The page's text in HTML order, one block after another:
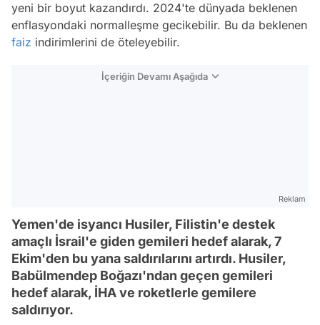
yeni bir boyut kazandırdı. 2024'te dünyada beklenen
enflasyondaki normalleşme gecikebilir. Bu da beklenen
faiz indirimlerini de öteleyebilir.
İçeriğin Devamı Aşağıda
Reklam
Yemen'de isyancı Husiler, Filistin'e destek
amaçlı İsrail'e giden gemileri hedef alarak, 7
Ekim'den bu yana saldırılarını artırdı. Husiler,
Babülmendep Boğazı'ndan geçen gemileri
hedef alarak, İHA ve roketlerle gemilere
saldırıyor.